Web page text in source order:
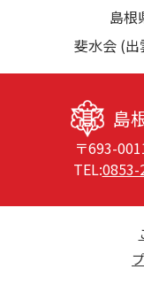
島根
斐水会 (
島
〒693-
TEL:0853-